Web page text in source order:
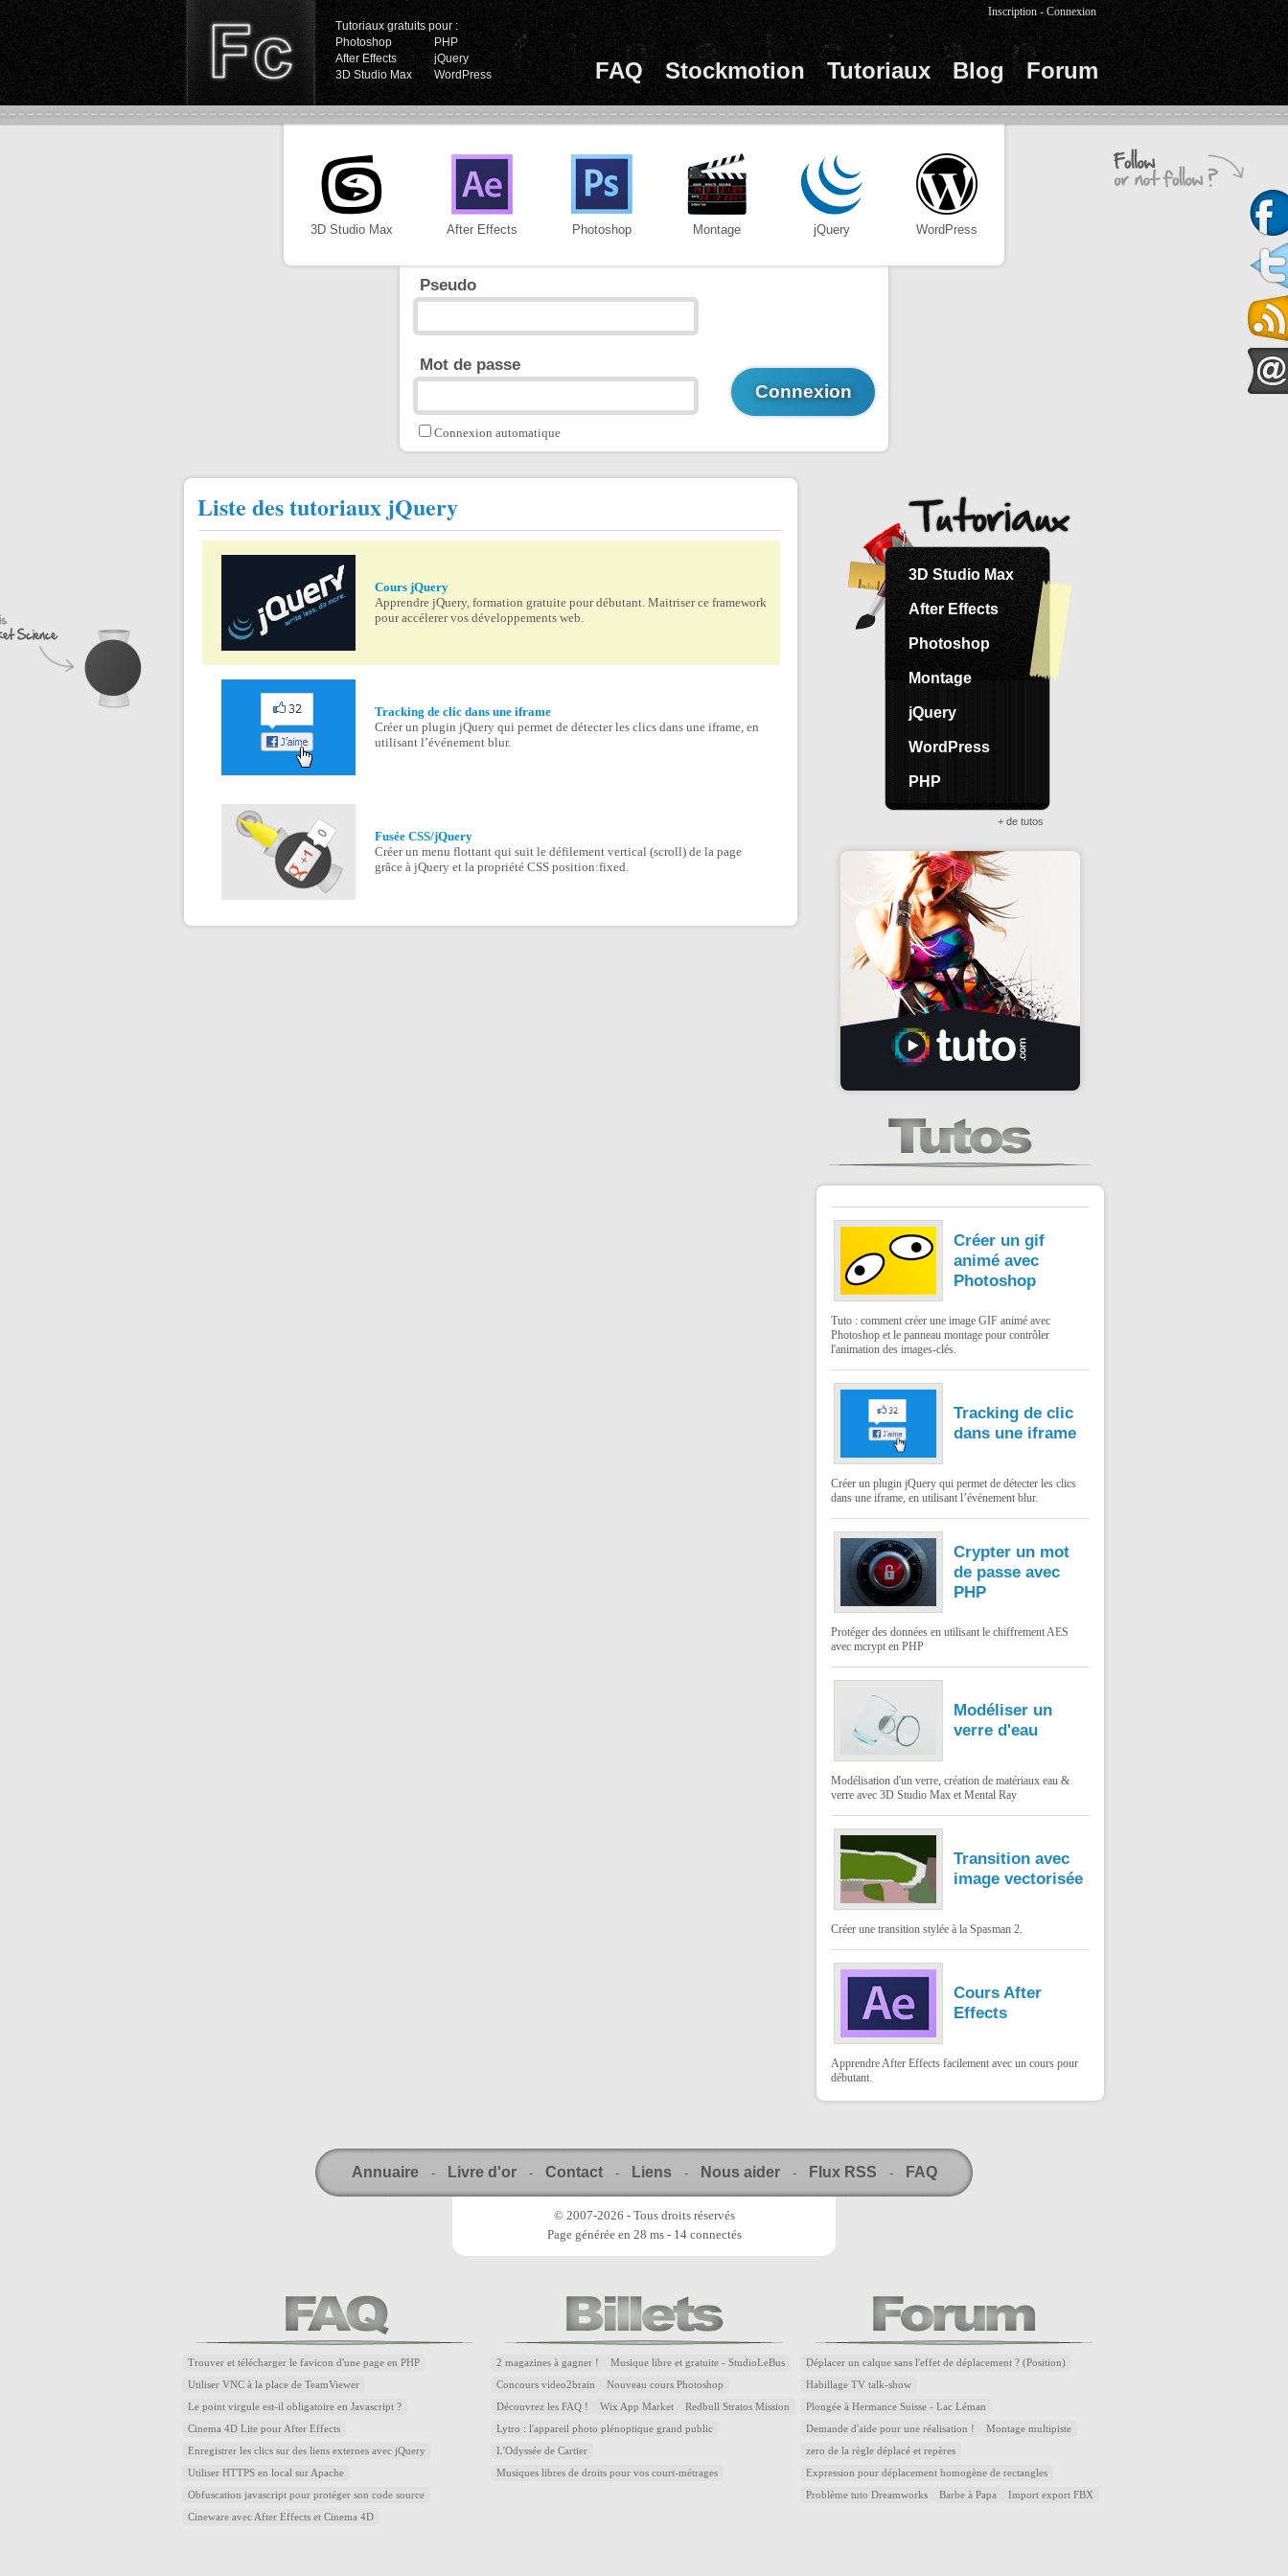
Tutoriaux gratuits pour :
Photoshop
PHP
After Effects
jQuery
3D Studio Max
WordPress FAQ Stockmotion Tutoriaux Blog Forum
Inscription -Connexion
3D Studio Max After Effects Photoshop Montage jQuery WordPress
Pseudo
Mot de passe
Connexion automatique
Liste des tutoriaux jQuery
Cours jQuery
Apprendre jQuery, formation gratuite pour débutant. Maitriser ce framework
pour accélerer vos développements web.
Tracking de clic dans une iframe
Créer un plugin jQuery qui permet de détecter les clics dans une iframe, en
utilisant l’événement blur.
Fusée CSS/jQuery
Créer un menu flottant qui suit le défilement vertical (scroll) de la page
grâce à jQuery et la propriété CSS position:fixed.
3D Studio Max
After Effects
Photoshop
Montage
jQuery
WordPress
PHP
+ de tutos
Créer un gif
animé avec
Photoshop
Tuto : comment créer une image GIF animé avec
Photoshop et le panneau montage pour contrôler
l'animation des images-clés.
Tracking de clic
dans une iframe
Créer un plugin jQuery qui permet de détecter les clics
dans une iframe, en utilisant l’événement blur.
Crypter un mot
de passe avec
PHP
Protéger des données en utilisant le chiffrement AES
avec mcrypt en PHP
Modéliser un
verre d'eau
Modélisation d'un verre, création de matériaux eau &
verre avec 3D Studio Max et Mental Ray
Transition avec
image vectorisée
Créer une transition stylée à la Spasman 2.
Cours After
Effects
Apprendre After Effects facilement avec un cours pour
débutant.
Annuaire - Livre d'or - Contact - Liens - Nous aider - Flux RSS - FAQ
© 2007-2026 - Tous droits réservés
Page générée en 28 ms - 14 connectés
Trouver et télécharger le favicon d'une page en PHP
Utiliser VNC à la place de TeamViewer
Le point virgule est-il obligatoire en Javascript ?
Cinema 4D Lite pour After Effects
Enregistrer les clics sur des liens externes avec jQuery
Utiliser HTTPS en local sur Apache
Obfuscation javascript pour protéger son code source
Cineware avec After Effects et Cinema 4D
2 magazines à gagner ! Musique libre et gratuite - StudioLeBus
Concours video2brain Nouveau cours Photoshop
Découvrez les FAQ ! Wix App Market Redbull Stratos Mission
Lytro : l'appareil photo plénoptique grand public
L'Odyssée de Cartier
Musiques libres de droits pour vos court-métrages
Déplacer un calque sans l'effet de déplacement ? (Position)
Habillage TV talk-show
Plongée à Hermance Suisse - Lac Léman
Demande d'aide pour une réalisation ! Montage multipiste
zero de la règle déplacé et repères
Expression pour déplacement homogène de rectangles
Problème tuto Dreamworks Barbe à Papa Import export FBX